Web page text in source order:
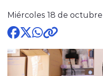
Internacional
Entrevistas
Deportes
Miércoles 18 de